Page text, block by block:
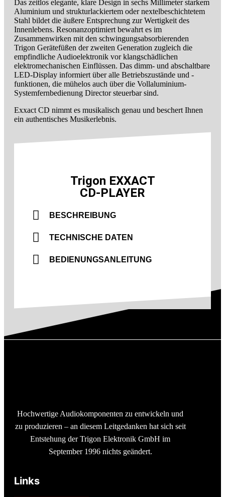
Das zeitlos elegante, klare Design in sechs Millimeter starkem
Aluminium und strukturlackiertem oder nextelbeschichtetem
Stahl bildet die äußere Entsprechung zur Wertigkeit des
Innenlebens. Resonanzoptimiert bewahrt es im
Zusammenwirken mit den schwingungsabsorbierenden
Trigon Gerätefüßen der zweiten Generation zugleich die
empfindliche Audioelektronik vor klangschädlichen
elektromechanischen Einflüssen. Das dimm- und abschaltbare
LED-Display informiert über alle Betriebszustände und -
funktionen, die mühelos auch über die Vollaluminium-
Systemfernbedienung Director steuerbar sind.
Exxact CD nimmt es musikalisch genau und beschert Ihnen
ein authentisches Musikerlebnis.
Trigon EXXACT
CD-PLAYER
BESCHREIBUNG
TECHNISCHE DATEN
BEDIENUNGSANLEITUNG
Hochwertige Audiokomponenten zu entwickeln und
zu produzieren – an diesem Leitgedanken hat sich seit
Entstehung der Trigon Elektronik GmbH im
September 1996 nichts geändert.
Links